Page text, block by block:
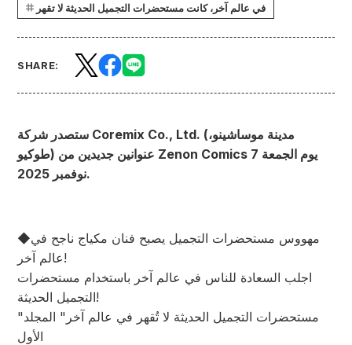
في عالم آخر، كانت مستحضرات التجميل الحديثة لا تقهر
SHARE:
ستصدر شركة Coremix Co., Ltd. (مدينة موساشينو،
طوكيو) عنوانين جديدين من Zenon Comics يوم الجمعة 7
نوفمبر 2025.
◆مهووس مستحضرات التجميل يصبح فنان مكياج ناجح في
عالم آخر!
اجلب السعادة للناس في عالم آخر باستخدام مستحضرات
التجميل الحديثة!
"مستحضرات التجميل الحديثة لا تُقهر في عالم آخر" المجلد
الأول